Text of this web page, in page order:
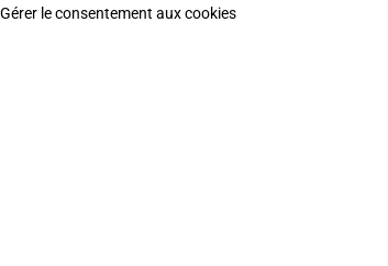
Gérer le consentement aux cookies